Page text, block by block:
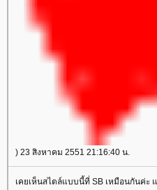
) 23 สิงหาคม 2551 21:16:40 น.
เคยเห็นสไตล์แบบนี้ที่ SB เหมือนกันค่ะ แ